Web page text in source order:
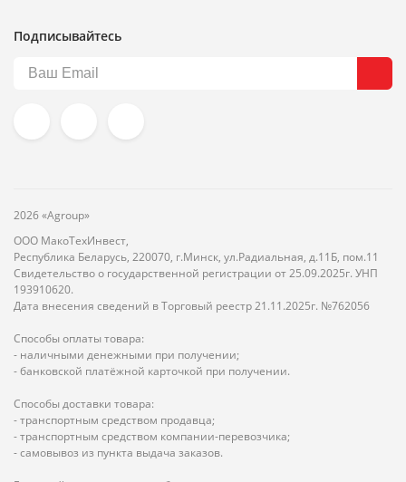
Подписывайтесь
2026 «Agroup»
ООО МакоТехИнвест,
Республика Беларусь, 220070, г.Минск, ул.Радиальная, д.11Б, пом.11
Свидетельство о государственной регистрации от 25.09.2025г. УНП
193910620.
Дата внесения сведений в Торговый реестр 21.11.2025г. №762056
Способы оплаты товара:
- наличными денежными при получении;
- банковской платёжной карточкой при получении.
Способы доставки товара:
- транспортным средством продавца;
- транспортным средством компании-перевозчика;
- самовывоз из пункта выдача заказов.